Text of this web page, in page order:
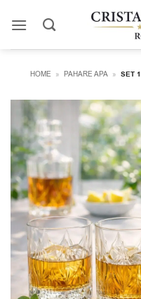
HOME » PAHARE APA » SET